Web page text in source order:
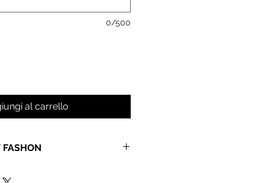
0/500
al carrello
FASHON